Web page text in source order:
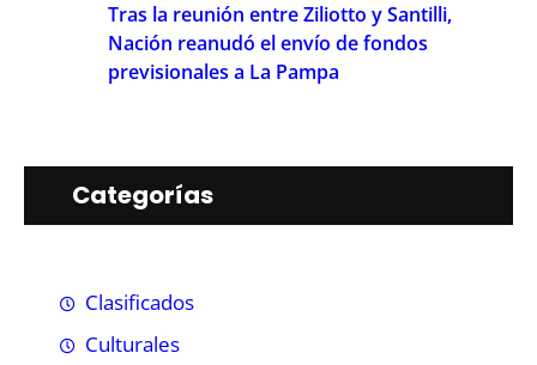
Tras la reunión entre Ziliotto y Santilli,
Nación reanudó el envío de fondos
previsionales a La Pampa
Categorías
Clasificados
Culturales